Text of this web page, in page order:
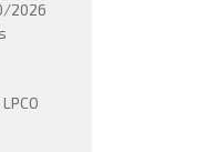
2026